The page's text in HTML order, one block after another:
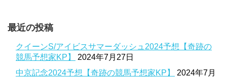
最近の投稿
クイーンS/アイビスサマーダッシュ2024予想【奇跡の
競馬予想家KP】
2024年7月27日
中京記念2024予想【奇跡の競馬予想家KP】
2024年7月